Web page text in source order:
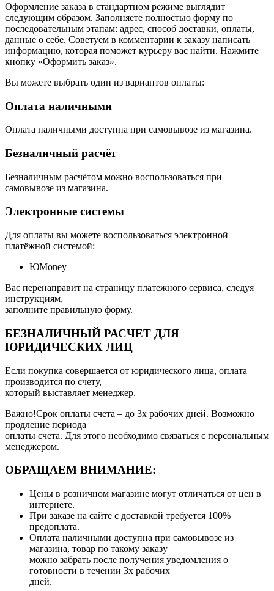
Оформление заказа в стандартном режиме выглядит
следующим образом. Заполняете полностью форму по
последовательным этапам: адрес, способ доставки, оплаты,
данные о себе. Советуем в комментарии к заказу написать
информацию, которая поможет курьеру вас найти. Нажмите
кнопку «Оформить заказ».
Вы можете выбрать один из вариантов оплаты:
Оплата наличными
Оплата наличными доступна при самовывозе из магазина.
Безналичный расчёт
Безналичным расчётом можно воспользоваться при
самовывозе из магазина.
Электронные системы
Для оплаты вы можете воспользоваться электронной
платёжной системой:
ЮMoney
Вас перенаправит на страницу платежного сервиса, следуя
инструкциям,
заполните правильную форму.
БЕЗНАЛИЧНЫЙ РАСЧЕТ ДЛЯ
ЮРИДИЧЕСКИХ ЛИЦ
Если покупка совершается от юридического лица, оплата
производится по счету,
который выставляет менеджер.
Важно!Срок оплаты счета – до 3х рабочих дней. Возможно
продление периода
оплаты счета. Для этого необходимо связаться с персональным
менеджером.
ОБРАЩАЕМ ВНИМАНИЕ:
Цены в розничном магазине могут отличаться от цен в
интернете.
При заказе на сайте с доставкой требуется 100%
предоплата.
Оплата наличными доступна при самовывозе из
магазина, товар по такому заказу
можно забрать после получения уведомления о
готовности в течении 3х рабочих
дней.